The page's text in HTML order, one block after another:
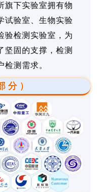
旗下实验室拥有物
试验室、生物实验
验检测实验室，为
坚固的支撑，检测
测需求。
分）